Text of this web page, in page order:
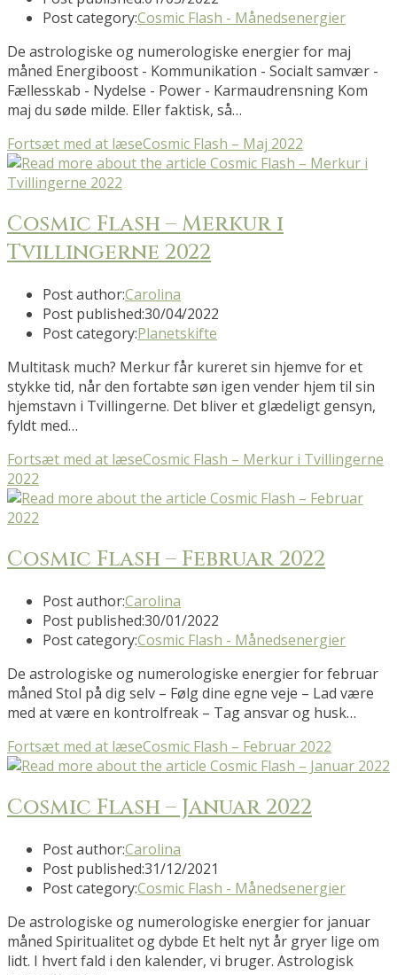
Post category:Cosmic Flash - Månedsenergier
De astrologiske og numerologiske energier for maj
måned Energiboost - Kommunikation - Socialt samvær -
Fællesskab - Nydelse - Power - Karmaudrensning Kom
maj du søde milde. Eller faktisk, så…
Fortsæt med at læseCosmic Flash – Maj 2022
Cosmic Flash – Merkur i
Tvillingerne 2022
Post author:Carolina
Post published:30/04/2022
Post category:Planetskifte
Multitask much? Merkur får kureret sin hjemve for et
stykke tid, når den fortabte søn igen vender hjem til sin
hjemstavn i Tvillingerne. Det bliver et glædeligt gensyn,
fyldt med…
Fortsæt med at læseCosmic Flash – Merkur i Tvillingerne
2022
Cosmic Flash – Februar 2022
Post author:Carolina
Post published:30/01/2022
Post category:Cosmic Flash - Månedsenergier
De astrologiske og numerologiske energier for februar
måned Stol på dig selv – Følg dine egne veje – Lad være
med at være en kontrolfreak – Tag ansvar og husk…
Fortsæt med at læseCosmic Flash – Februar 2022
Cosmic Flash – Januar 2022
Post author:Carolina
Post published:31/12/2021
Post category:Cosmic Flash - Månedsenergier
De astrologiske og numerologiske energier for januar
måned Spiritualitet og dybde Et helt nyt år gryer lige om
lidt. I hvert fald i den kalender, vi bruger. Astrologisk